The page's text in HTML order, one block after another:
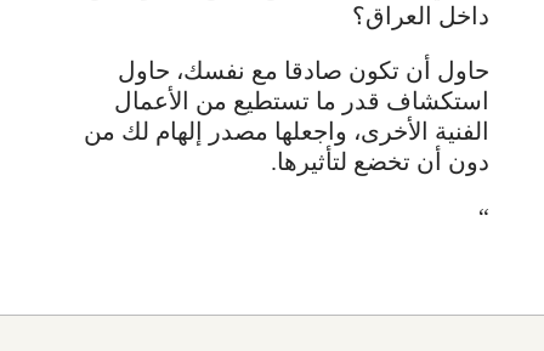
داخل العراق؟
حاول أن تكون صادقا مع نفسك، حاول
استكشاف قدر ما تستطيع من الأعمال
الفنية الأخرى، واجعلها مصدر إلهام لك من
دون أن تخضع لتأثيرها.
“